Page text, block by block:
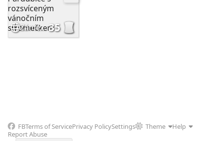
Zámek Pardubice s rozsvíceným vánočním stromečkem35
FBTerms of ServicePrivacy PolicySettings Theme
Help
Report Abuse